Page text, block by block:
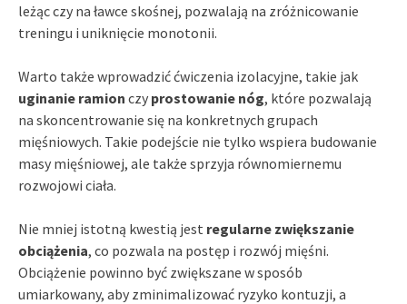
leżąc czy na ławce skośnej, pozwalają na zróżnicowanie
treningu i uniknięcie monotonii.
Warto także wprowadzić ćwiczenia izolacyjne, takie jak
uginanie ramion czy prostowanie nóg, które pozwalają
na skoncentrowanie się na konkretnych grupach
mięśniowych. Takie podejście nie tylko wspiera budowanie
masy mięśniowej, ale także sprzyja równomiernemu
rozwojowi ciała.
Nie mniej istotną kwestią jest regularne zwiększanie
obciążenia, co pozwala na postęp i rozwój mięśni.
Obciążenie powinno być zwiększane w sposób
umiarkowany, aby zminimalizować ryzyko kontuzji, a